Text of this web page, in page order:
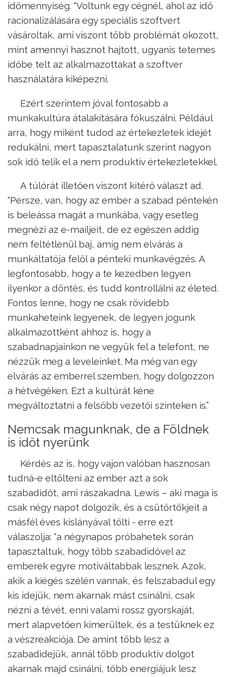
időmennyiség. “Voltunk egy cégnél, ahol az idő
racionalizálására egy speciális szoftvert
vásároltak, ami viszont több problémát okozott,
mint amennyi hasznot hajtott, ugyanis tetemes
időbe telt az alkalmazottakat a szoftver
használatára kiképezni.
Ezért szerintem jóval fontosabb a
munkakultúra átalakítására fókuszálni. Például
arra, hogy miként tudod az értekezletek idejét
redukálni, mert tapasztalatunk szerint nagyon
sok idő telik el a nem produktív értekezletekkel.
A túlórát illetően viszont kitérő választ ad.
“Persze, van, hogy az ember a szabad péntekén
is beleássa magát a munkába, vagy esetleg
megnézi az e-mailjeit, de ez egészen addig
nem feltétlenül baj, amíg nem elvárás a
munkáltatója felől a pénteki munkavégzés. A
legfontosabb, hogy a te kezedben legyen
ilyenkor a döntés, és tudd kontrollálni az életed.
Fontos lenne, hogy ne csak rövidebb
munkaheteink legyenek, de legyen jogunk
alkalmazottként ahhoz is, hogy a
szabadnapjainkon ne vegyük fel a telefont, ne
nézzük meg a leveleinket. Ma még van egy
elvárás az emberrel szemben, hogy dolgozzon
a hétvégéken. Ezt a kultúrát kéne
megváltoztatni a felsőbb vezetői szinteken is.”
Nemcsak magunknak, de a Földnek
is időt nyerünk
Kérdés az is, hogy vajon valóban hasznosan
tudná-e eltölteni az ember azt a sok
szabadidőt, ami rászakadna. Lewis – aki maga is
csak négy napot dolgozik, és a csütörtökjeit a
másfél éves kislányával tölti - erre ezt
válaszolja: “a négynapos próbahetek során
tapasztaltuk, hogy több szabadidővel az
emberek egyre motiváltabbak lesznek. Azok,
akik a kiégés szélén vannak, és felszabadul egy
kis idejük, nem akarnak mást csinálni, csak
nézni a tévét, enni valami rossz gyorskaját,
mert alapvetően kimerültek, és a testüknek ez
a vészreakciója. De amint több lesz a
szabadidejük, annál több produktív dolgot
akarnak majd csinálni, több energiájuk lesz